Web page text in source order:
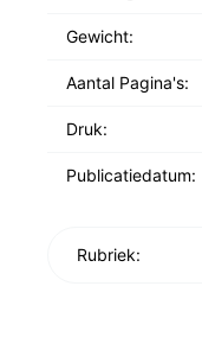
Gewicht:
Aantal Pagina's:
Druk:
Publicatiedatum:
Rubriek: